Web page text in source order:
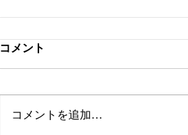
コメント
コメントを追加…